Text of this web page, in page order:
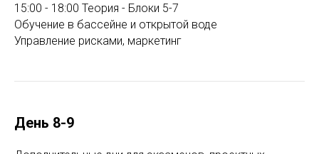
15:00 - 18:00 Теория - Блоки 5-7
Обучение в бассейне и открытой воде
Управление рисками, маркетинг
День 8-9